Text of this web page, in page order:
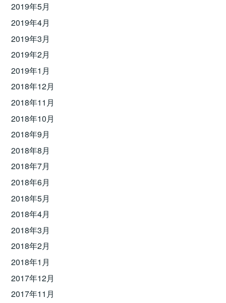
2019年5月
2019年4月
2019年3月
2019年2月
2019年1月
2018年12月
2018年11月
2018年10月
2018年9月
2018年8月
2018年7月
2018年6月
2018年5月
2018年4月
2018年3月
2018年2月
2018年1月
2017年12月
2017年11月